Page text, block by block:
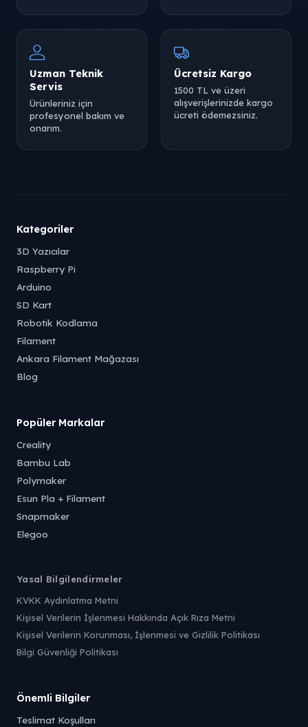
Uzman Teknik
Servis
Ürünleriniz için
profesyonel bakım ve
onarım.
Ücretsiz Kargo
1500 TL ve üzeri
alışverişlerinizde kargo
ücreti ödemezsiniz.
Kategoriler
3D Yazıcılar
Raspberry Pi
Arduino
SD Kart
Robotik Kodlama
Filament
Ankara Filament Mağazası
Blog
Popüler Markalar
Creality
Bambu Lab
Polymaker
Esun Pla + Filament
Snapmaker
Elegoo
Yasal Bilgilendirmeler
KVKK Aydınlatma Metni
Kişisel Verilerin İşlenmesi Hakkında Açık Rıza Metni
Kişisel Verilerin Korunması, İşlenmesi ve Gizlilik Politikası
Bilgi Güvenliği Politikası
Önemli Bilgiler
Teslimat Koşulları